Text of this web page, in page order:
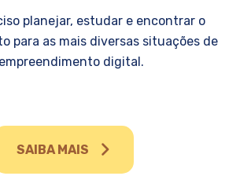
planejar, estudar e encontrar o
para as mais diversas situações de
empreendimento digital.
SAIBA MAIS